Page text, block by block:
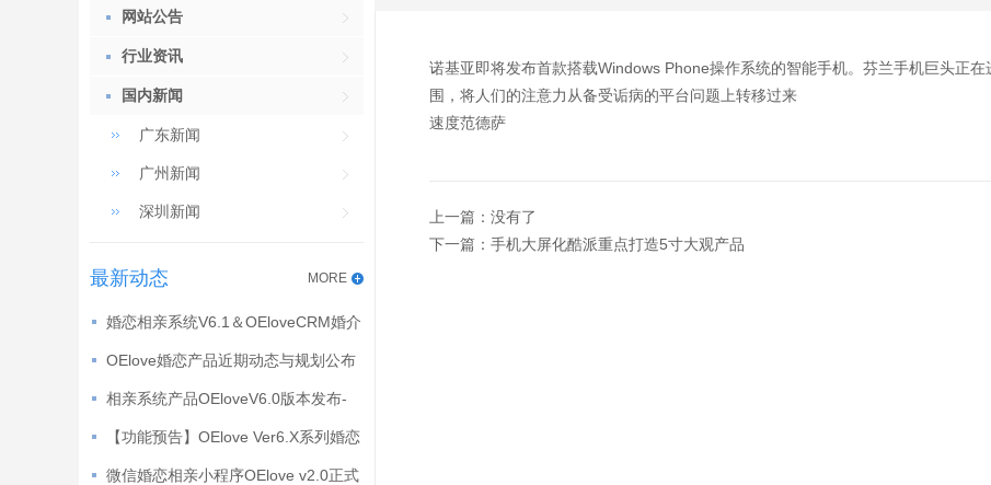
网站公告
行业资讯
国内新闻
广东新闻
广州新闻
深圳新闻
MORE
最新动态
婚恋相亲系统V6.1＆OEloveCRM婚介
系统V4.1更新公告
OElove婚恋产品近期动态与规划公布
相亲系统产品OEloveV6.0版本发布-
【产品更新】
【功能预告】OElove Ver6.X系列婚恋
系统产品抢先看
微信婚恋相亲小程序OElove v2.0正式
诺基亚即将发布首款搭载Windows Phone操作系统的智能手机。芬兰手机巨头正
围，将人们的注意力从备受诟病的平台问题上转移过来
速度范德萨
上一篇：没有了
下一篇： 手机大屏化酷派重点打造5寸大观产品